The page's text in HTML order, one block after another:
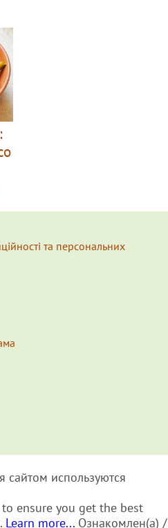
та персональних
сайтом используются
ensure you get the best
Learn more... Ознакомлен(а) /